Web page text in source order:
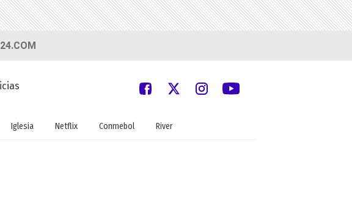
Iglesia Netflix Conmebol River